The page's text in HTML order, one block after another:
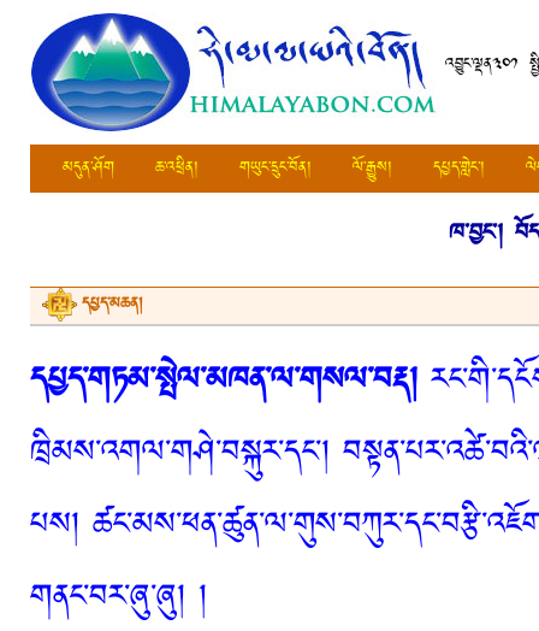
འབྱུང་ལྡན༣༠༡
མདུན་ཤོག ཆ་འཕྲིན། གཡུང་དྲུང་བོན། ལོ་རྒྱུས། དཔྱད་གླེང་།
ཁ་བྱང་།
དཔྱད་མཆན།
དཔྱད་གཏམ་སྤེལ་མཁན་ལ་གསལ་བརྡ།
ཁྲིམས་འགལ་གཤེ་བསྐུར་དང་།
པས།
གནང་བར་ཞུ་ཞུ། །